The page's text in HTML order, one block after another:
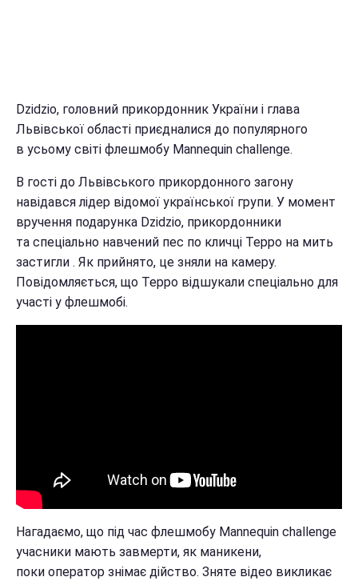
Dzidzio, головний прикордонник України і глава
Львівської області приєдналися до популярного
в усьому світі флешмобу Mannequin challenge.
В гості до Львівського прикордонного загону
навідався лідер відомої української групи. У момент
вручення подарунка Dzidzio, прикордонники
та спеціально навчений пес по кличці Терро на мить
застигли . Як прийнято, це зняли на камеру.
Повідомляється, що Терро відшукали спеціально для
участі у флешмобі.
Нагадаємо, що під час флешмобу Mannequin challenge
учасники мають завмерти, як маникени,
поки оператор знімає дійство. Зняте відео викликає